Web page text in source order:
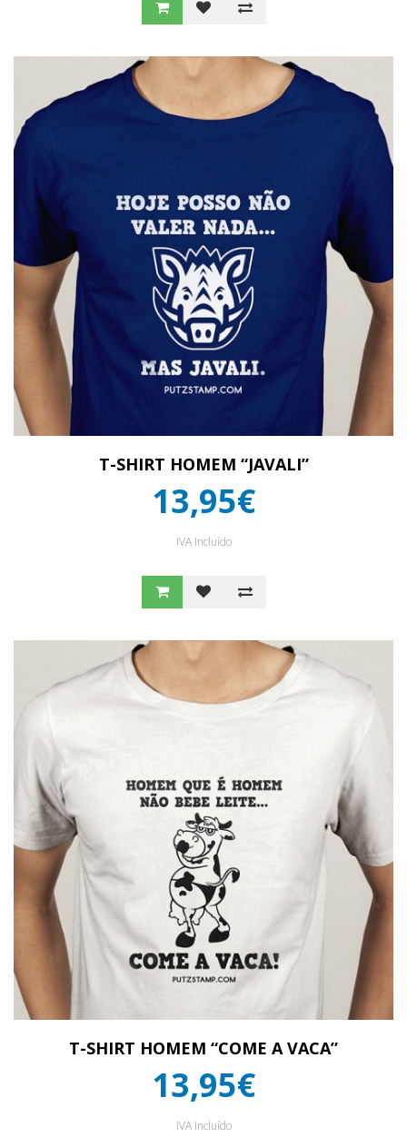
T-SHIRT HOMEM “JAVALI”
13,95€
IVA Incluído
T-SHIRT HOMEM “COME A VACA”
13,95€
IVA Incluído